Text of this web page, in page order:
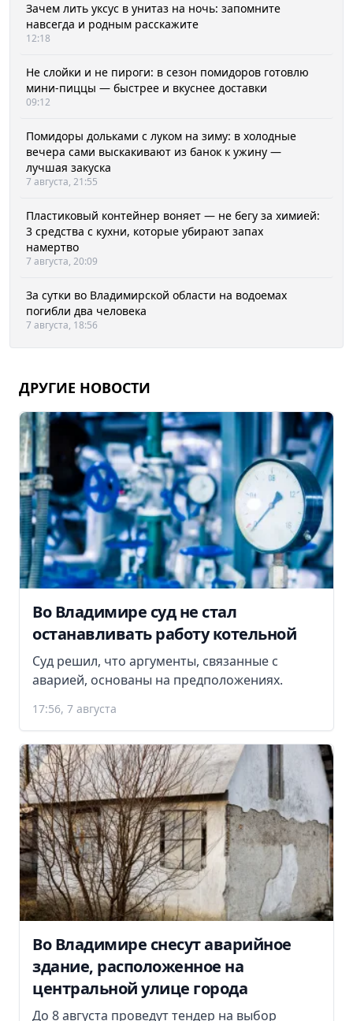
Зачем лить уксус в унитаз на ночь: запомните
навсегда и родным расскажите
12:18
Не слойки и не пироги: в сезон помидоров готовлю
мини-пиццы — быстрее и вкуснее доставки
09:12
Помидоры дольками с луком на зиму: в холодные
вечера сами выскакивают из банок к ужину —
лучшая закуска
7 августа, 21:55
Пластиковый контейнер воняет — не бегу за химией:
3 средства с кухни, которые убирают запах
намертво
7 августа, 20:09
За сутки во Владимирской области на водоемах
погибли два человека
7 августа, 18:56
ДРУГИЕ НОВОСТИ
Во Владимире суд не стал
останавливать работу котельной
Суд решил, что аргументы, связанные с
аварией, основаны на предположениях.
17:56, 7 августа
Во Владимире снесут аварийное
здание, расположенное на
центральной улице города
До 8 августа проведут тендер на выбор